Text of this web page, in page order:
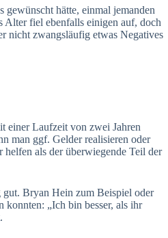
hätte, einmal jemanden
Alter fiel ebenfalls einigen auf, doch
nicht zwangsläufig etwas Negatives
einer Laufzeit von zwei Jahren
man ggf. Gelder realisieren oder
als der überwiegende Teil der
gut. Bryan Hein zum Beispiel oder
konnten: „Ich bin besser, als ihr